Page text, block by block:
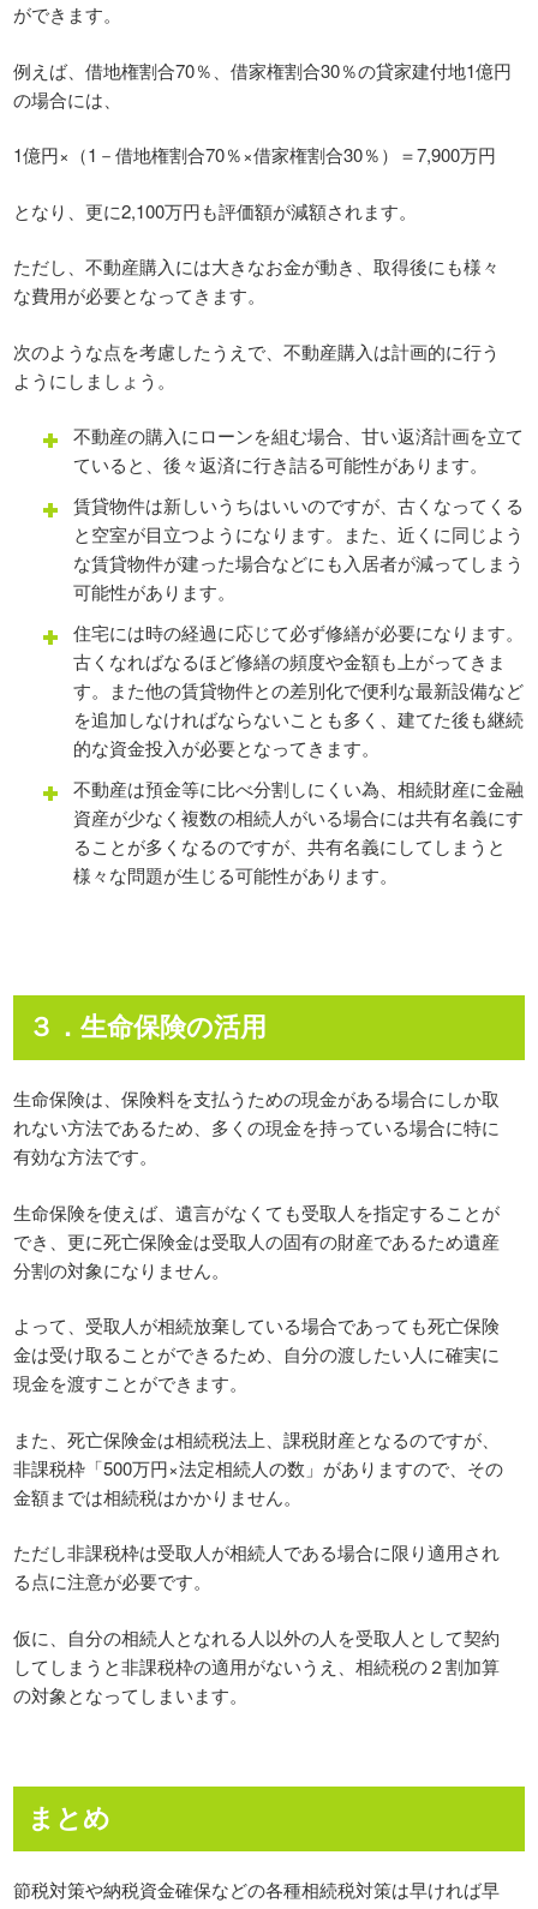
ができます。
例えば、借地権割合70％、借家権割合30％の貸家建付地1億円
の場合には、
1億円×（1－借地権割合70％×借家権割合30％）＝7,900万円
となり、更に2,100万円も評価額が減額されます。
ただし、不動産購入には大きなお金が動き、取得後にも様々
な費用が必要となってきます。
次のような点を考慮したうえで、不動産購入は計画的に行う
ようにしましょう。
不動産の購入にローンを組む場合、甘い返済計画を立て
ていると、後々返済に行き詰る可能性があります。
賃貸物件は新しいうちはいいのですが、古くなってくる
と空室が目立つようになります。また、近くに同じよう
な賃貸物件が建った場合などにも入居者が減ってしまう
可能性があります。
住宅には時の経過に応じて必ず修繕が必要になります。
古くなればなるほど修繕の頻度や金額も上がってきま
す。また他の賃貸物件との差別化で便利な最新設備など
を追加しなければならないことも多く、建てた後も継続
的な資金投入が必要となってきます。
不動産は預金等に比べ分割しにくい為、相続財産に金融
資産が少なく複数の相続人がいる場合には共有名義にす
ることが多くなるのですが、共有名義にしてしまうと
様々な問題が生じる可能性があります。
３．生命保険の活用
生命保険は、保険料を支払うための現金がある場合にしか取
れない方法であるため、多くの現金を持っている場合に特に
有効な方法です。
生命保険を使えば、遺言がなくても受取人を指定することが
でき、更に死亡保険金は受取人の固有の財産であるため遺産
分割の対象になりません。
よって、受取人が相続放棄している場合であっても死亡保険
金は受け取ることができるため、自分の渡したい人に確実に
現金を渡すことができます。
また、死亡保険金は相続税法上、課税財産となるのですが、
非課税枠「500万円×法定相続人の数」がありますので、その
金額までは相続税はかかりません。
ただし非課税枠は受取人が相続人である場合に限り適用され
る点に注意が必要です。
仮に、自分の相続人となれる人以外の人を受取人として契約
してしまうと非課税枠の適用がないうえ、相続税の２割加算
の対象となってしまいます。
まとめ
節税対策や納税資金確保などの各種相続税対策は早ければ早